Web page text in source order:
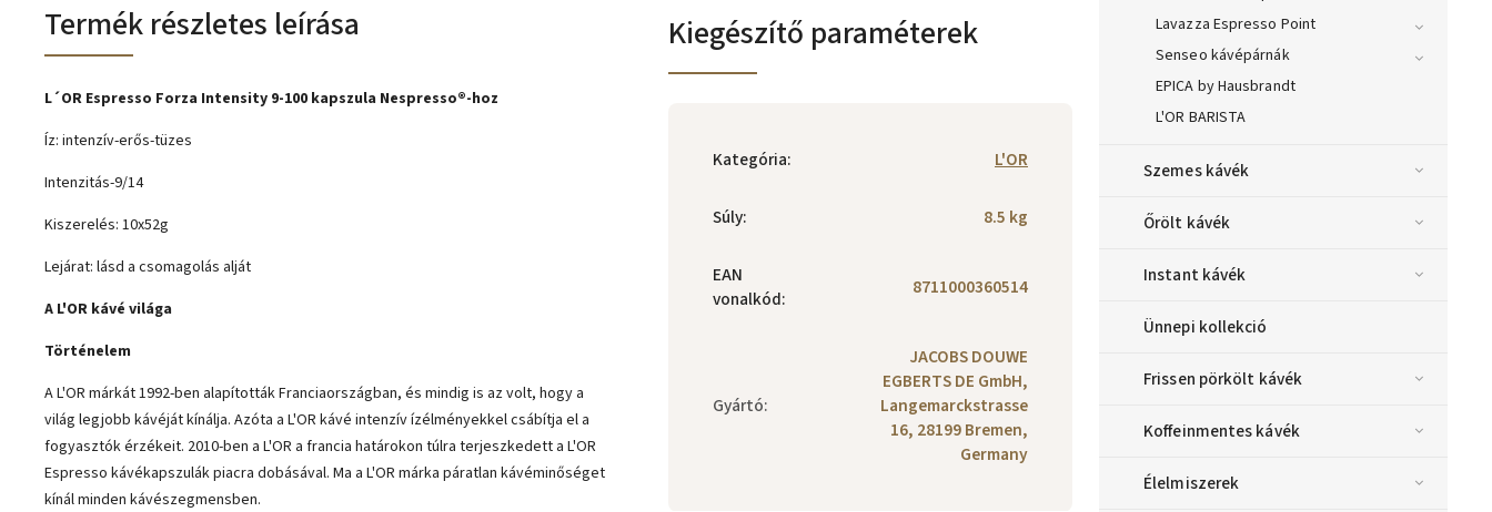
Lavazza Espresso Point
Senseo kávépárnák
EPICA by Hausbrandt
L'OR BARISTA
Szemes kávék
Őrölt kávék
Instant kávék
Ünnepi kollekció
Frissen pörkölt kávék
Koffeinmentes kávék
Élelmiszerek
Termék részletes leírása
L´OR Espresso Forza Intensity 9-100 kapszula Nespresso®-hoz
Íz: intenzív-erős-tüzes
Intenzitás-9/14
Kiszerelés: 10x52g
Lejárat: lásd a csomagolás alját
A L'OR kávé világa
Történelem
A L'OR márkát 1992-ben alapították Franciaországban, és mindig is az volt, hogy a
világ legjobb kávéját kínálja. Azóta a L'OR kávé intenzív ízélményekkel csábítja el a
fogyasztók érzékeit. 2010-ben a L'OR a francia határokon túlra terjeszkedett a L'OR
Espresso kávékapszulák piacra dobásával. Ma a L'OR márka páratlan kávéminőséget
kínál minden kávészegmensben.
Kiegészítő paraméterek
Kategória: L'OR
Súly: 8.5 kg
EAN
vonalkód: 8711000360514
Gyártó:
JACOBS DOUWE
EGBERTS DE GmbH,
Langemarckstrasse
16, 28199 Bremen,
Germany